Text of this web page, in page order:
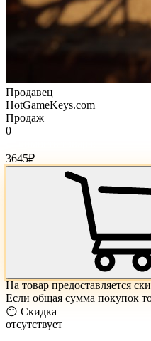
Продавец
HotGameKeys.com
Продаж
0
3645₽
На товар предоставляется
Если общая сумма покупок
😶 Скидка
отсутствует